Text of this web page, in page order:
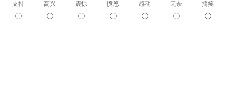
支持 高兴 震惊 愤怒 感动 无奈 搞笑